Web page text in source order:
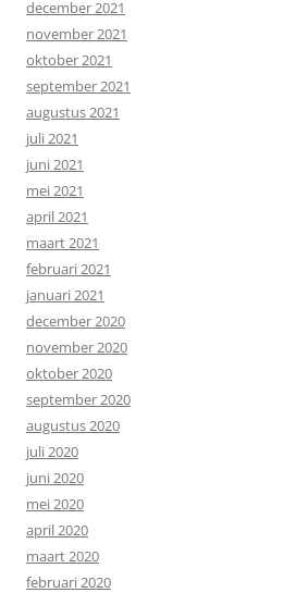
december 2021
november 2021
oktober 2021
september 2021
augustus 2021
juli 2021
juni 2021
mei 2021
april 2021
maart 2021
februari 2021
januari 2021
december 2020
november 2020
oktober 2020
september 2020
augustus 2020
juli 2020
juni 2020
mei 2020
april 2020
maart 2020
februari 2020